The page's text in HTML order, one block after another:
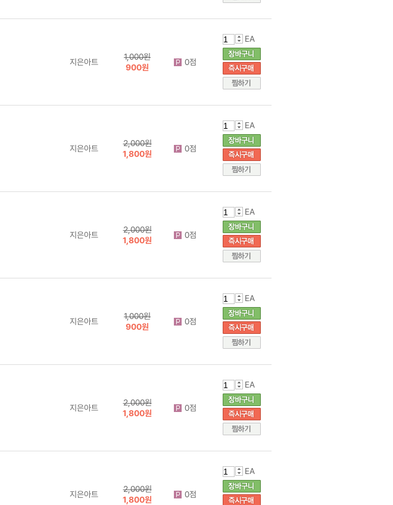
지은아트
1,000원
900원
0점
EA
지은아트
2,000원
1,800원
0점
EA
지은아트
2,000원
1,800원
0점
EA
지은아트
1,000원
900원
0점
EA
지은아트
2,000원
1,800원
0점
EA
지은아트
2,000원
1,800원
0점
EA